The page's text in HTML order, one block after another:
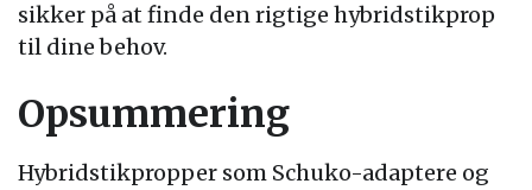
sikker på at finde den rigtige hybridstikprop
til dine behov.
Opsummering
Hybridstikpropper som Schuko-adaptere og